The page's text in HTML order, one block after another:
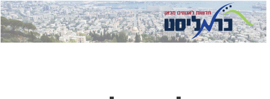
לחץ
כאן
לחץ
כדי